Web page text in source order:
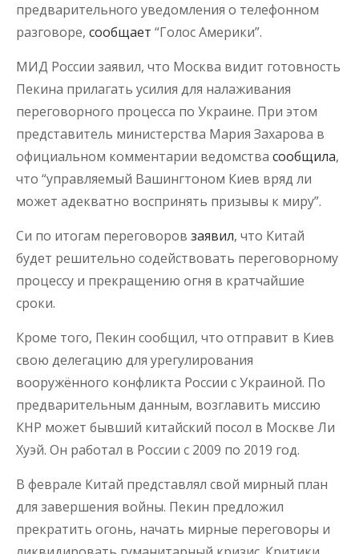
предварительного уведомления о телефонном
разговоре, сообщает “Голос Америки”.
МИД России заявил, что Москва видит готовность
Пекина прилагать усилия для налаживания
переговорного процесса по Украине. При этом
представитель министерства Мария Захарова в
официальном комментарии ведомства сообщила,
что “управляемый Вашингтоном Киев вряд ли
может адекватно воспринять призывы к миру”.
Си по итогам переговоров заявил, что Китай
будет решительно содействовать переговорному
процессу и прекращению огня в кратчайшие
сроки.
Кроме того, Пекин сообщил, что отправит в Киев
свою делегацию для урегулирования
вооружённого конфликта России с Украиной. По
предварительным данным, возглавить миссию
КНР может бывший китайский посол в Москве Ли
Хуэй. Он работал в России с 2009 по 2019 год.
В феврале Китай представлял свой мирный план
для завершения войны. Пекин предложил
прекратить огонь, начать мирные переговоры и